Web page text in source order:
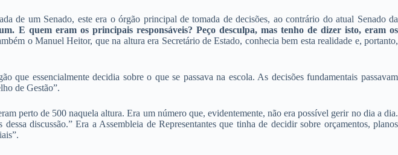
de um Senado, este era o órgão principal de tomada de decisões, ao contrário do atual Senado da
E quem eram os principais responsáveis? Peço desculpa, mas tenho de dizer isto, eram os
o Manuel Heitor, que na altura era Secretário de Estado, conhecia bem esta realidade e, portanto,
essencialmente decidia sobre o que se passava na escola. As decisões fundamentais passavam
de Gestão”.
perto de 500 naquela altura. Era um número que, evidentemente, não era possível gerir no dia a dia.
discussão.” Era a Assembleia de Representantes que tinha de decidir sobre orçamentos, planos